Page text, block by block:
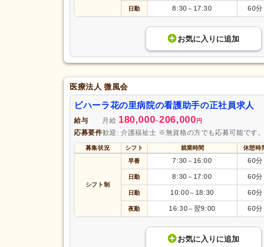
日勤 8:30 ～ 17:30 60分
お気に入り に追加
医療法人 微風会
ビハーラ花の里病院の看護助手の正社員求人
給与 月給 180,000~206,000 円
応募要件歓迎: 介護福祉士 ※無資格の方でも応募可能です。
募集状況 シフト 就業時間 休憩時
シフト制
早番 7:30 ～ 16:00 60分
日勤 8:30 ～ 17:00 60分
日勤 10:00～ 18:30 60分
夜勤 16:30～ 翌9:00 60分
お気に入り に追加